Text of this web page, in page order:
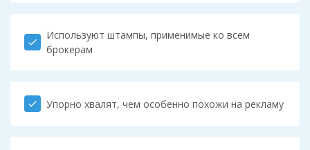
check
Используют штампы, применимые ко всем
брокерам
check Упорно хвалят, чем особенно похожи на рекламу